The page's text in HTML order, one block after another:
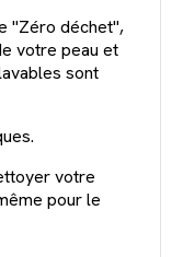
"Zéro déchet",
votre peau et
sont
votre
pour le